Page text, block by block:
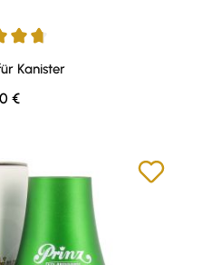
von 4.76 von 5 Sternen
Kanister
Preis:
€